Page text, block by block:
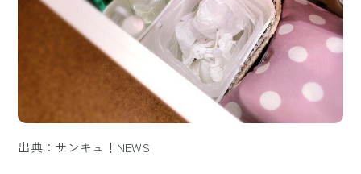
出典：サンキュ！NEWS